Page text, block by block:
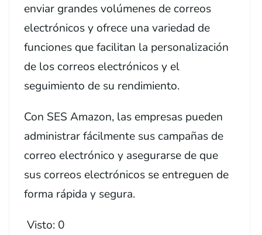
enviar grandes volúmenes de correos
electrónicos y ofrece una variedad de
funciones que facilitan la personalización
de los correos electrónicos y el
seguimiento de su rendimiento.
Con SES Amazon, las empresas pueden
administrar fácilmente sus campañas de
correo electrónico y asegurarse de que
sus correos electrónicos se entreguen de
forma rápida y segura.
Visto: 0